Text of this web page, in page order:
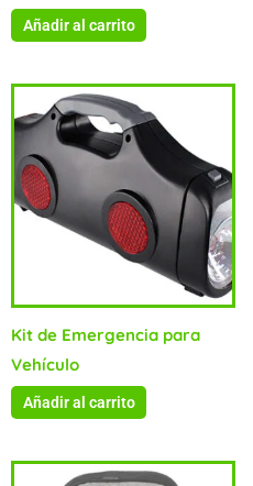
Añadir al carrito
Kit de Emergencia para
Vehículo
Añadir al carrito